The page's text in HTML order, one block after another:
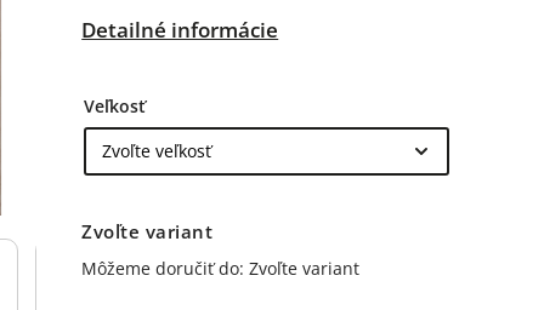
Detailné informácie
Veľkosť
Zvoľte variant
Môžeme doručiť do: Zvoľte variant